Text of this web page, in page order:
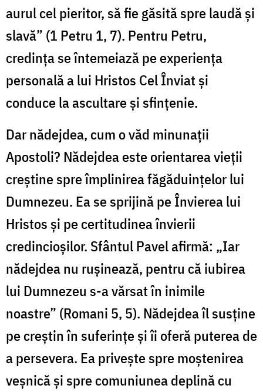
aurul cel pieritor, să fie găsită spre laudă și
slavă” (1 Petru 1, 7). Pentru Petru,
credința se întemeiază pe experiența
personală a lui Hristos Cel Înviat și
conduce la ascultare și sfințenie.
Dar nădejdea, cum o văd minunații
Apostoli? Nădejdea este orientarea vieții
creștine spre împlinirea făgăduințelor lui
Dumnezeu. Ea se sprijină pe Învierea lui
Hristos și pe certitudinea învierii
credincioșilor. Sfântul Pavel afirmă: „Iar
nădejdea nu rușinează, pentru că iubirea
lui Dumnezeu s-a vărsat în inimile
noastre” (Romani 5, 5). Nădejdea îl susține
pe creștin în suferințe și îi oferă puterea de
a persevera. Ea privește spre moștenirea
veșnică și spre comuniunea deplină cu